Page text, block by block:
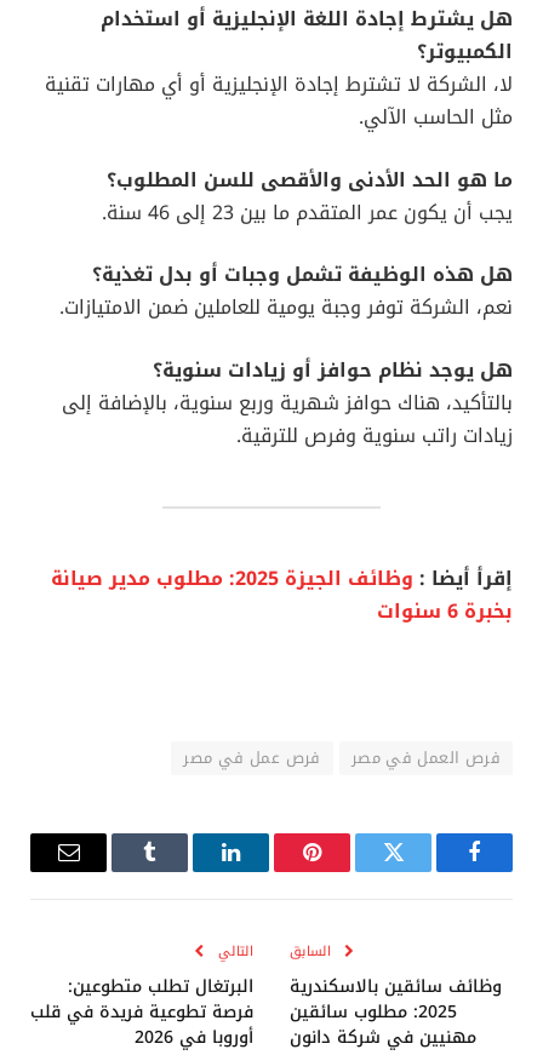
هل يشترط إجادة اللغة الإنجليزية أو استخدام
الكمبيوتر؟
لا، الشركة لا تشترط إجادة الإنجليزية أو أي مهارات تقنية
مثل الحاسب الآلي.
ما هو الحد الأدنى والأقصى للسن المطلوب؟
يجب أن يكون عمر المتقدم ما بين 23 إلى 46 سنة.
هل هذه الوظيفة تشمل وجبات أو بدل تغذية؟
نعم، الشركة توفر وجبة يومية للعاملين ضمن الامتيازات.
هل يوجد نظام حوافز أو زيادات سنوية؟
بالتأكيد، هناك حوافز شهرية وربع سنوية، بالإضافة إلى
زيادات راتب سنوية وفرص للترقية.
إقرأ أيضا :
وظائف الجيزة 2025: مطلوب مدير صيانة
بخبرة 6 سنوات
فرص العمل في مصر فرص عمل في مصر
فيسبوك تويتر بينتيريستلينكدإن Tumblr
البريد
السابق
وظائف سائقين بالاسكندرية
2025: مطلوب سائقين
مهنيين في شركة دانون
التالي
البرتغال تطلب متطوعين:
فرصة تطوعية فريدة في قلب
أوروبا في 2026